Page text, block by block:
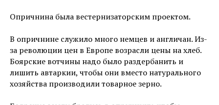
Опричнина была вестернизаторским проектом.
В опричнине служило много немцев и англичан. Из-
за революции цен в Европе возрасли цены на хлеб.
Боярские вотчины надо было раздербанить и
лишить автаркии, чтобы они вместо натурального
хозяйства производили товарное зерно.